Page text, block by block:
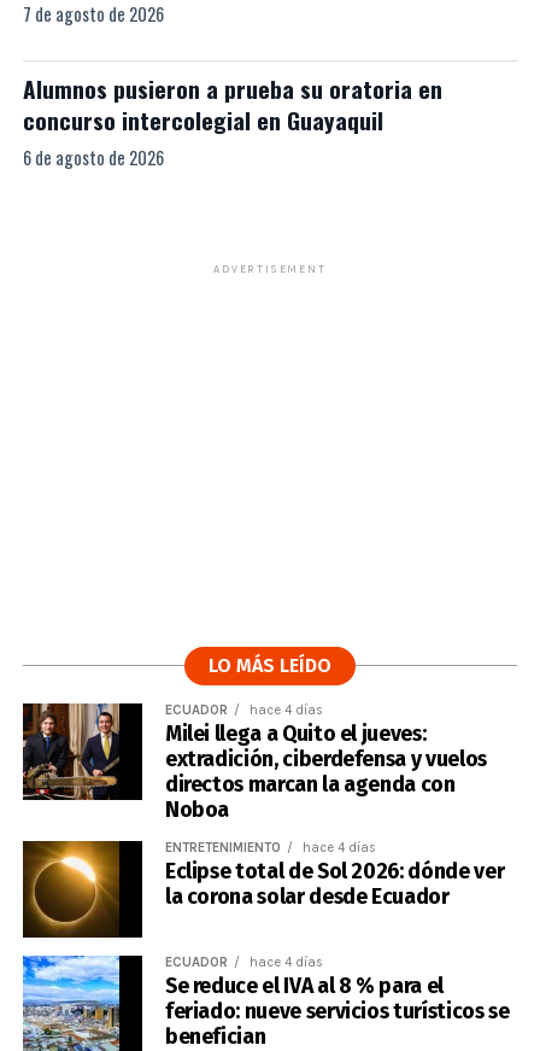
7 de agosto de 2026
Alumnos pusieron a prueba su oratoria en
concurso intercolegial en Guayaquil
6 de agosto de 2026
ADVERTISEMENT
LO MÁS LEÍDO
ECUADOR hace 4 días
Milei llega a Quito el jueves:
extradición, ciberdefensa y vuelos
directos marcan la agenda con
Noboa
ENTRETENIMIENTO hace 4 días
Eclipse total de Sol 2026: dónde ver
la corona solar desde Ecuador
ECUADOR hace 4 días
Se reduce el IVA al 8 % para el
feriado: nueve servicios turísticos se
benefician